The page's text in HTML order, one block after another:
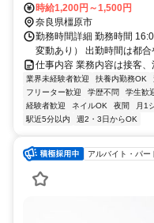
時給1,200円～1,500円
奈良県橿原市
勤務時間詳細 勤務時間
変動あり） 出勤時間は都合
仕事内容 業務内容は接客
業界未経験者歓迎 扶養内勤務OK
フリーター歓迎
学歴不問 学生歓
経験者歓迎
ネイルOK 夜間 月1
駅近5分以内
週2・3日からOK
アルバイト・パー